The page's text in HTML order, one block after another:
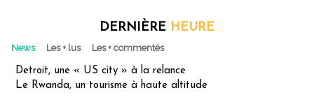
DERNIÈRE HEURE
News Les + lus Les + commentés
Detroit, une « US city » à la relance
Le Rwanda, un tourisme à haute altitude